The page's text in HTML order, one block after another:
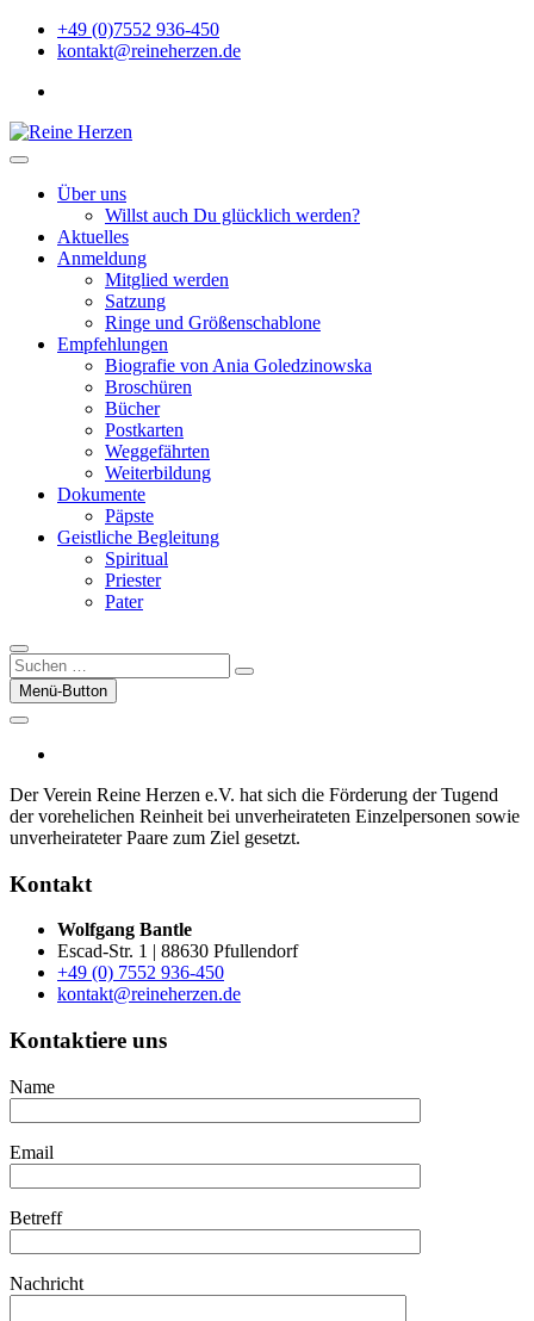
Inhalten
+49 (0)7552 936-450
kontakt@reineherzen.de
Reine Herzen
Über uns
Willst auch Du glücklich werden?
Aktuelles
Anmeldung
Mitglied werden
Satzung
Ringe und Größenschablone
Empfehlungen
Biografie von Ania Goledzinowska
Broschüren
Bücher
Postkarten
Weggefährten
Weiterbildung
Dokumente
Päpste
Geistliche Begleitung
Spiritual
Priester
Pater
Suchen
…Menü-Button
Der Verein Reine Herzen e.V. hat sich die För­der­ung der Tugend
der vor­ehelichen Rein­heit bei un­ver­heirateten Einzel­per­sonen sowie
un­ver­heirateter Paare zum Ziel gesetzt.
Kontakt
Wolfgang Bantle
Escad-Str. 1 | 88630 Pfullendorf
+49 (0) 7552 936-450
kontakt@reineherzen.de
Kontaktiere uns
Name
Email
Betreff
Nachricht